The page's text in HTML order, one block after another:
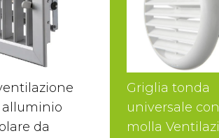
da
Griglia tonda
universale con
molla